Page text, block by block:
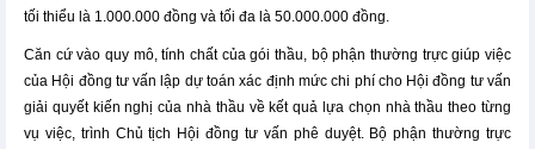
tối thiểu là 1.000.000 đồng và tối đa là 50.000.000 đồng.
Căn cứ vào quy mô, tính chất của gói thầu, bộ phận thường trực giúp việc
của Hội đồng tư vấn lập dự toán xác định mức chi phí cho Hội đồng tư vấn
giải quyết kiến nghị của nhà thầu về kết quả lựa chọn nhà thầu theo từng
vụ việc, trình Chủ tịch Hội đồng tư vấn phê duyệt. Bộ phận thường trực